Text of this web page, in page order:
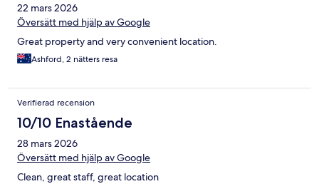
22 mars 2026
Översätt med hjälp av Google
Great property and very convenient location.
Ashford, 2 nätters resa
Verifierad recension
10/10 Enastående
28 mars 2026
Översätt med hjälp av Google
Clean, great staff, great location